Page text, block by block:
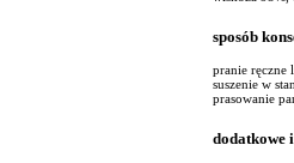
sposób
pranie ręczne
suszenie w
prasowanie
dodatkowe